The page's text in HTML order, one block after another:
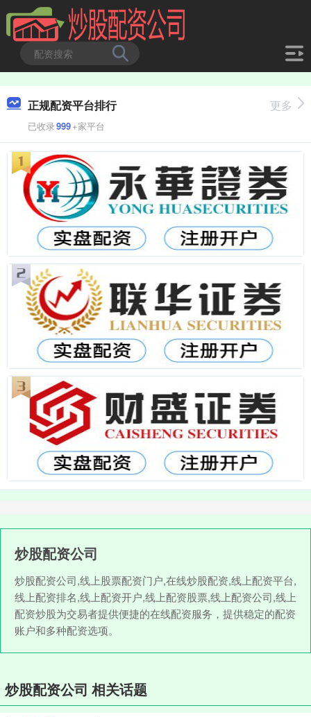
正规配资平台排行
已收录999+家平台
更多
炒股配资公司
炒股配资公司,线上股票配资门户,在线炒股配资,线上配资平台,
线上配资排名,线上配资开户,线上配资股票,线上配资公司,线上
配资炒股为交易者提供便捷的在线配资服务，提供稳定的配资
账户和多种配资选项。
炒股配资公司 相关话题